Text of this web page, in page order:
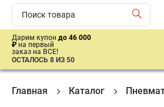
Дарим купон до 46 000
₽ на первый
заказ на ВСЕ!
ОСТАЛОСЬ 8 ИЗ 50
Главная Каталог